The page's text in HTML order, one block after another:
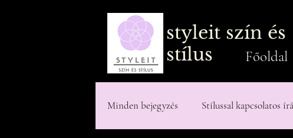
styleit szín és
stílus
Főoldal
Minden bejegyzés Stílussal kapcsolatos